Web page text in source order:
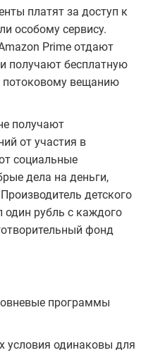
платят за доступ к
особому сервису.
Prime отдают
получают бесплатную
потоковому вещанию
получают
от участия в
социальные
дела на деньги,
детского
один рубль с каждого
фонд
программы
условия одинаковы для